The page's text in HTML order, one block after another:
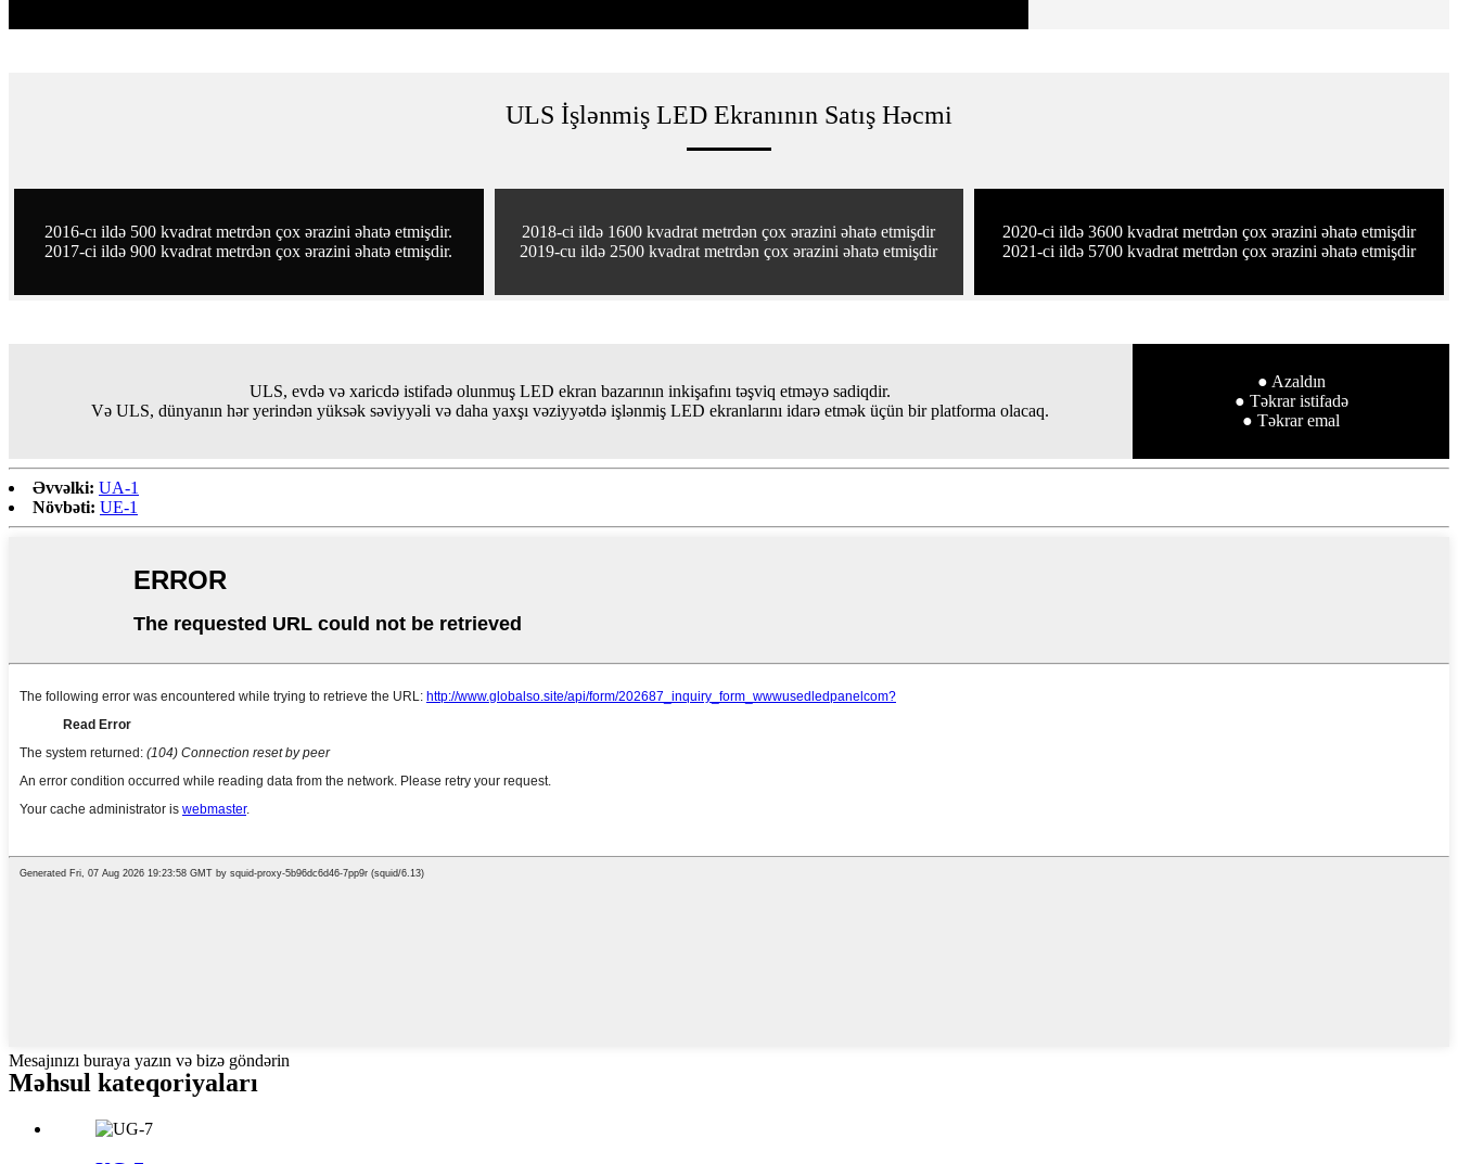
ULS İşlənmiş LED Ekranının Satış Həcmi
2016-cı ildə 500 kvadrat metrdən çox ərazini əhatə etmişdir.
2017-ci ildə 900 kvadrat metrdən çox ərazini əhatə etmişdir.
2018-ci ildə 1600 kvadrat metrdən çox ərazini əhatə etmişdir
2019-cu ildə 2500 kvadrat metrdən çox ərazini əhatə etmişdir
2020-ci ildə 3600 kvadrat metrdən çox ərazini əhatə etmişdir
2021-ci ildə 5700 kvadrat metrdən çox ərazini əhatə etmişdir
ULS, evdə və xaricdə istifadə olunmuş LED ekran bazarının inkişafını təşviq etməyə sadiqdir.
Və ULS, dünyanın hər yerindən yüksək səviyyəli və daha yaxşı vəziyyətdə işlənmiş LED ekranlarını idarə etmək üçün bir platforma olacaq.
● Azaldın
● Təkrar istifadə
● Təkrar emal
Əvvəlki: UA-1
Növbəti: UE-1
Mesajınızı buraya yazın və bizə göndərin
Məhsul kateqoriyaları